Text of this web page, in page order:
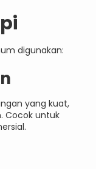
digunakan:
yang kuat,
Cocok untuk